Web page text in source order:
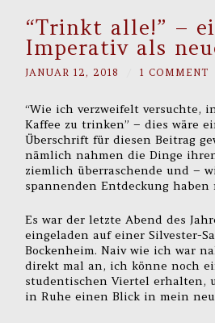
“Trinkt alle!” –
Imperativ als
JANUAR 12, 2018 1 COMMENT
“Wie ich verzweifelt versuchte,
Kaffee zu trinken” – dies wäre
Überschrift für diesen Beitrag
nämlich nahmen die Dinge
ziemlich überraschende und –
spannenden Entdeckung haben
Es war der letzte Abend des
eingeladen auf einer Silvester-
Bockenheim. Naiv wie ich war
direkt mal an, ich könne noch
studentischen Viertel erhalten,
in Ruhe einen Blick in mein